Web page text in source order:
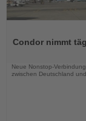
die
Condor nimmt
Neue Nonstop-
zwischen Deutschland